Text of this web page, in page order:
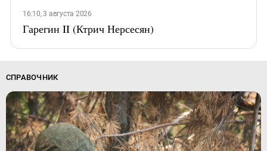
16:10, 3 августа 2026
Гарегин II (Ктрич Нерсесян)
СПРАВОЧНИК